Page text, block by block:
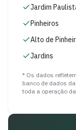
Jardim
Pinheiros
Alto de
Jardins
* Os dados
banco de dados
toda a operação